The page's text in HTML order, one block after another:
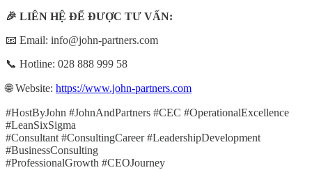
🎉 LIÊN HỆ ĐỂ ĐƯỢC TƯ VẤN:
📧 Email: info@john-partners.com
📞 Hotline: 028 888 999 58
🌐 Website: https://www.john-partners.com
#HostByJohn #JohnAndPartners #CEC #OperationalExcellence
#LeanSixSigma
#Consultant #ConsultingCareer #LeadershipDevelopment
#BusinessConsulting
#ProfessionalGrowth #CEOJourney